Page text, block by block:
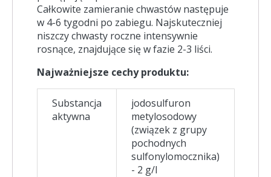
Całkowite zamieranie chwastów następuje
w 4-6 tygodni po zabiegu. Najskuteczniej
niszczy chwasty roczne intensywnie
rosnące, znajdujące się w fazie 2-3 liści.
Najważniejsze cechy produktu:
Substancja
aktywna
jodosulfuron
metylosodowy
(związek z grupy
pochodnych
sulfonylomocznika)
- 2 g/l